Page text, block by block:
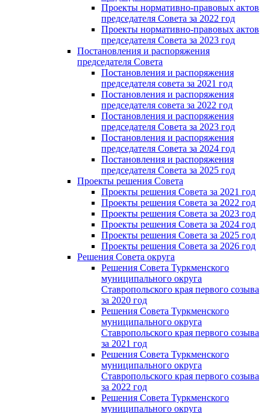
Проекты нормативно-правовых актов
председателя Cовета за 2022 год
Проекты нормативно-правовых актов
председателя Cовета за 2023 год
Постановления и распоряжения
председателя Cовета
Постановления и распоряжения
председателя совета за 2021 год
Постановления и распоряжения
председателя совета за 2022 год
Постановления и распоряжения
председателя Cовета за 2023 год
Постановления и распоряжения
председателя Cовета за 2024 год
Постановления и распоряжения
председателя Cовета за 2025 год
Проекты решения Cовета
Проекты решения Совета за 2021 год
Проекты решения Совета за 2022 год
Проекты решения Cовета за 2023 год
Проекты решения Совета за 2024 год
Проекты решения Совета за 2025 год
Проекты решения Совета за 2026 год
Решения Совета округа
Решения Совета Туркменского
муниципального округа
Ставропольского края первого созыва
за 2020 год
Решения Совета Туркменского
муниципального округа
Ставропольского края первого созыва
за 2021 год
Решения Совета Туркменского
муниципального округа
Ставропольского края первого созыва
за 2022 год
Решения Совета Туркменского
муниципального округа